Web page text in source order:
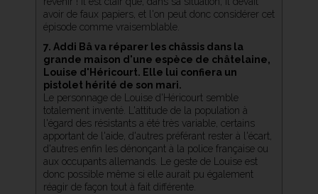
avoir de faux papiers, et l'on peut donc considérer cet
épisode comme vraisemblable.
7. Addi Bâ va réparer les châssis dans la
grande maison d'une espèce de châtelaine,
Louise d'Héricourt. Elle lui confiera un
pistolet hérité de son mari.
Le personnage de Louise d'Héricourt semble
totalement inventé. L'attitude de la population à
l'égard des résistants a été très variable, certains
apportant de l'aide, d'autres préférant rester à l'écart,
d'autres enfin les dénonçant à la police française ou
aux occupants allemands. Le geste de Louise est
donc possible même si elle aurait pu également
réagir de façon tout à fait différente.